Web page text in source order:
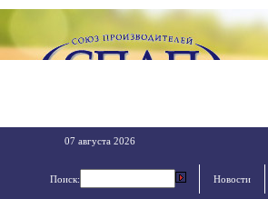
07 августа 2026
Поиск: Новости